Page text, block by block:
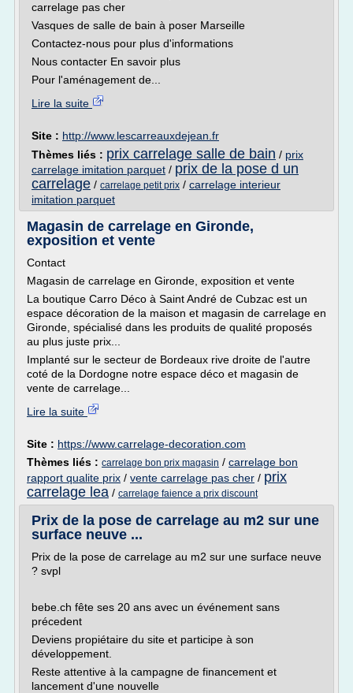
carrelage pas cher
Vasques de salle de bain à poser Marseille
Contactez-nous pour plus d'informations
Nous contacter En savoir plus
Pour l'aménagement de...
Lire la suite
Site : http://www.lescarreauxdejean.fr
Thèmes liés : prix carrelage salle de bain / prix
carrelage imitation parquet / prix de la pose d un
carrelage / carrelage petit prix / carrelage interieur
imitation parquet
Magasin de carrelage en Gironde,
exposition et vente
Contact
Magasin de carrelage en Gironde, exposition et vente
La boutique Carro Déco à Saint André de Cubzac est un
espace décoration de la maison et magasin de carrelage en
Gironde, spécialisé dans les produits de qualité proposés
au plus juste prix...
Implanté sur le secteur de Bordeaux rive droite de l'autre
coté de la Dordogne notre espace déco et magasin de
vente de carrelage...
Lire la suite
Site : https://www.carrelage-decoration.com
Thèmes liés : carrelage bon prix magasin / carrelage bon
rapport qualite prix / vente carrelage pas cher / prix
carrelage lea / carrelage faience a prix discount
Prix de la pose de carrelage au m2 sur une
surface neuve ...
Prix de la pose de carrelage au m2 sur une surface neuve
? svpl
bebe.ch fête ses 20 ans avec un événement sans
précedent
Deviens propiétaire du site et participe à son
développement.
Reste attentive à la campagne de financement et
lancement d'une nouvelle